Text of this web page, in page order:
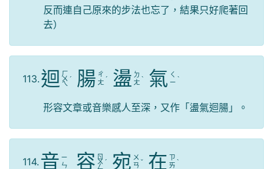
反而連自己原來的步法也忘了，結果只好爬著回
去）
113. 迴 ㄏ
ㄨ
ㄟ
ˊ 腸 ㄔ
ㄤ ˊ 盪 ㄉ
ㄤ ˋ 氣 ㄑ
ㄧ ˋ
形容文章或音樂感人至深，又作「盪氣迴腸」。
114. 音 ㄧ
ㄣ
容 ㄖ
ㄨ
ㄥ
ˊ 宛 ㄨ
ㄢ ˇ 在 ㄗ
ㄞ ˋ